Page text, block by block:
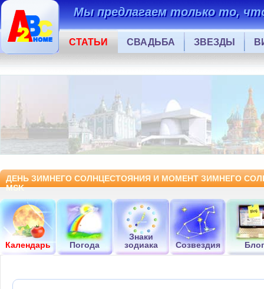
Мы предлагаем только то,
СТАТЬИ СВАДЬБА ЗВЕЗДЫ
ДЕНЬ ЗИМНЕГО СОЛНЦЕСТОЯНИЯ И МОМЕНТ ЗИМНЕГО
MSK
Календарь Погода
Знаки
зодиака
Созвездия Блог